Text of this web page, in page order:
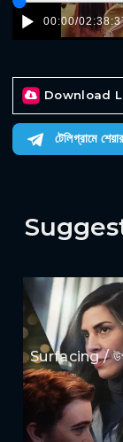
00:00/
Download
টেলিগ্রামে
Surfacing /